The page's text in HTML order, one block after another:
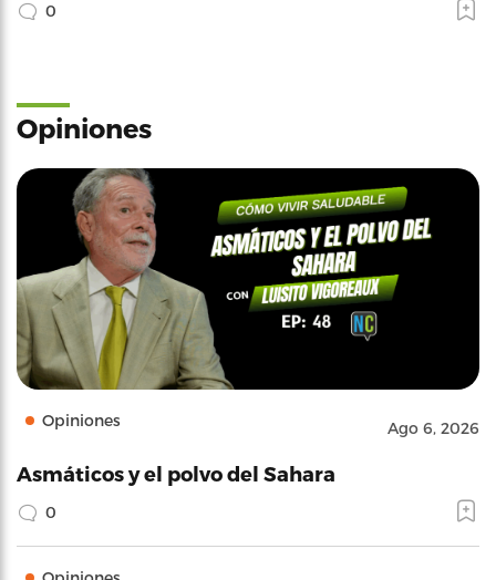
0
Opiniones
Opiniones Ago 6, 2026
Asmáticos y el polvo del Sahara
0